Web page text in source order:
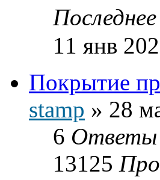
11 янв
Покрытие
stamp » 28
6 Ответы
13125